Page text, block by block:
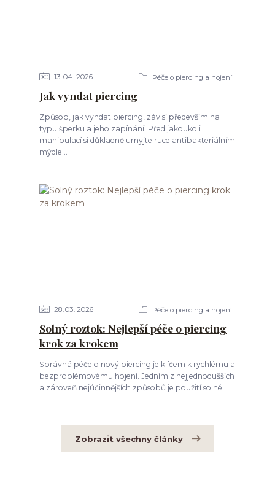
13 04 2026 Péče o piercing a hojení
Jak vyndat piercing
Způsob, jak vyndat piercing, závisí především na
typu šperku a jeho zapínání. Před jakoukoli
manipulací si důkladně umyjte ruce antibakteriálním
mýdle...
28 03 2026 Péče o piercing a hojení
Solný roztok: Nejlepší péče o piercing
krok za krokem
Správná péče o nový piercing je klíčem k rychlému a
bezproblémovému hojení. Jedním z nejjednodušších
a zároveň nejúčinnějších způsobů je použití solné...
Zobrazit všechny články